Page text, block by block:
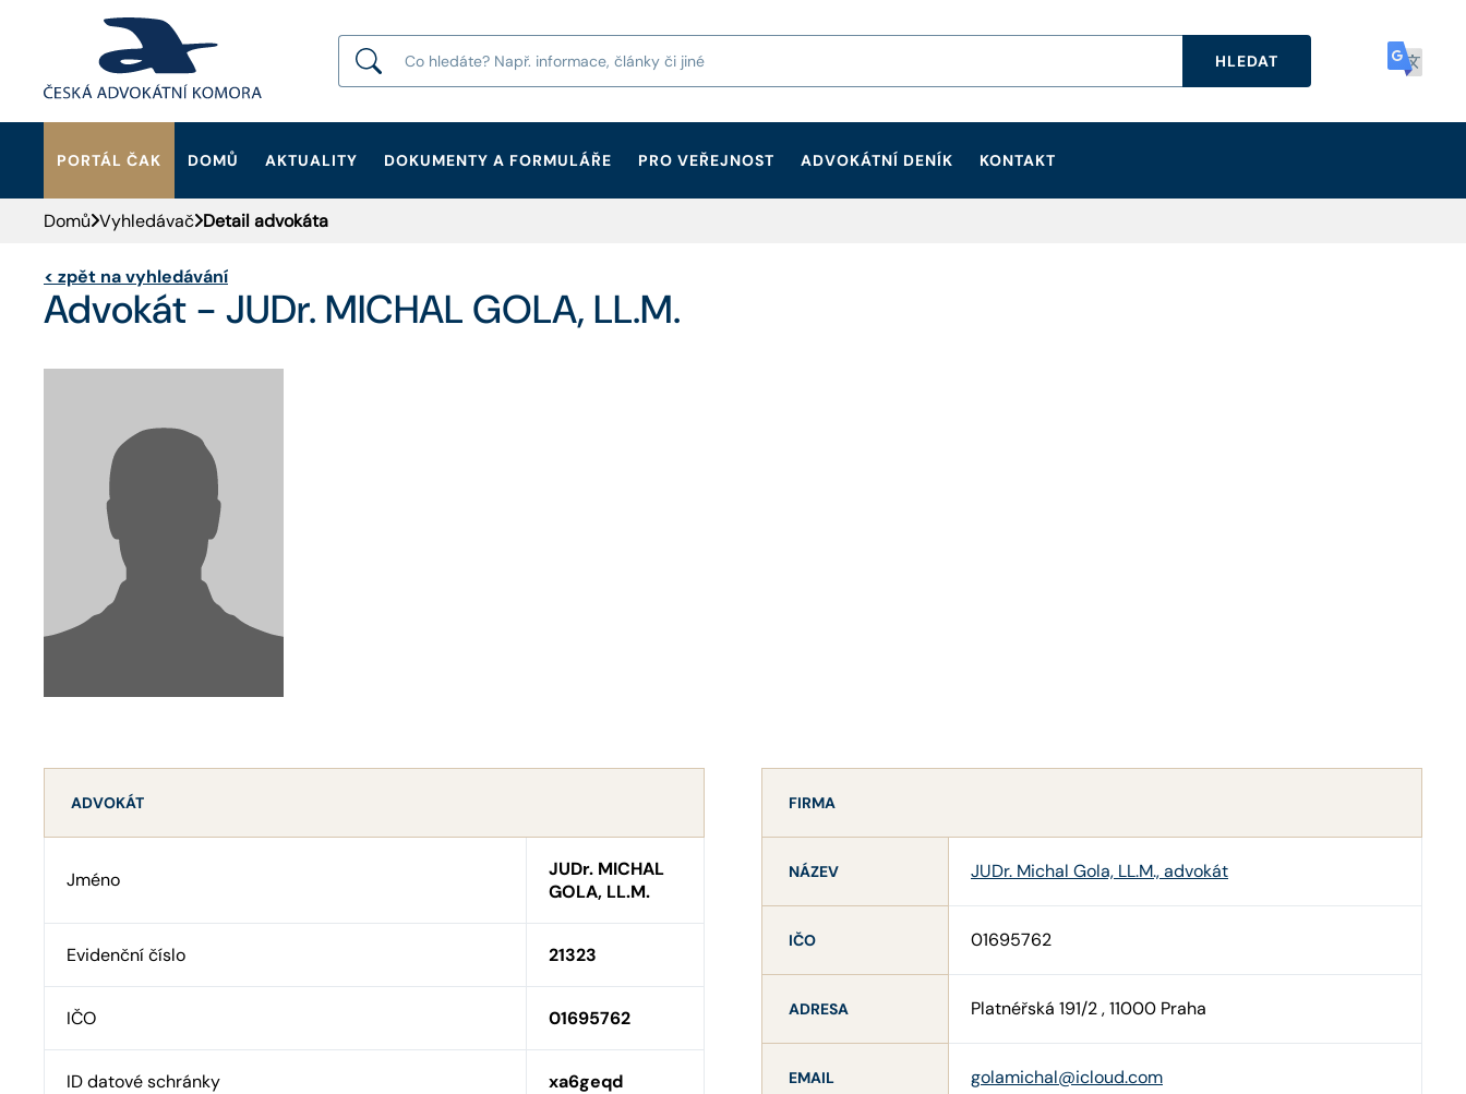
HLEDAT
PORTÁL ČAK DOMŮ AKTUALITY DOKUMENTY A FORMULÁŘE PRO VEŘEJNOST ADVOKÁTNÍ DENÍK
KONTAKT
HLEDAT
Domů Vyhledávač Detail advokáta
< zpět na vyhledávání
Advokát - JUDr. MICHAL GOLA, LL.M.
ADVOKÁT
Jméno
JUDr. MICHAL
GOLA, LL.M.
Evidenční číslo 21323
IČO 01695762
ID datové schránky xa6geqd
FIRMA
NÁZEV JUDr. Michal Gola, LL.M., advokát
IČO 01695762
ADRESA Platnéřská 191/2 , 11000 Praha
EMAIL golamichal@icloud.com